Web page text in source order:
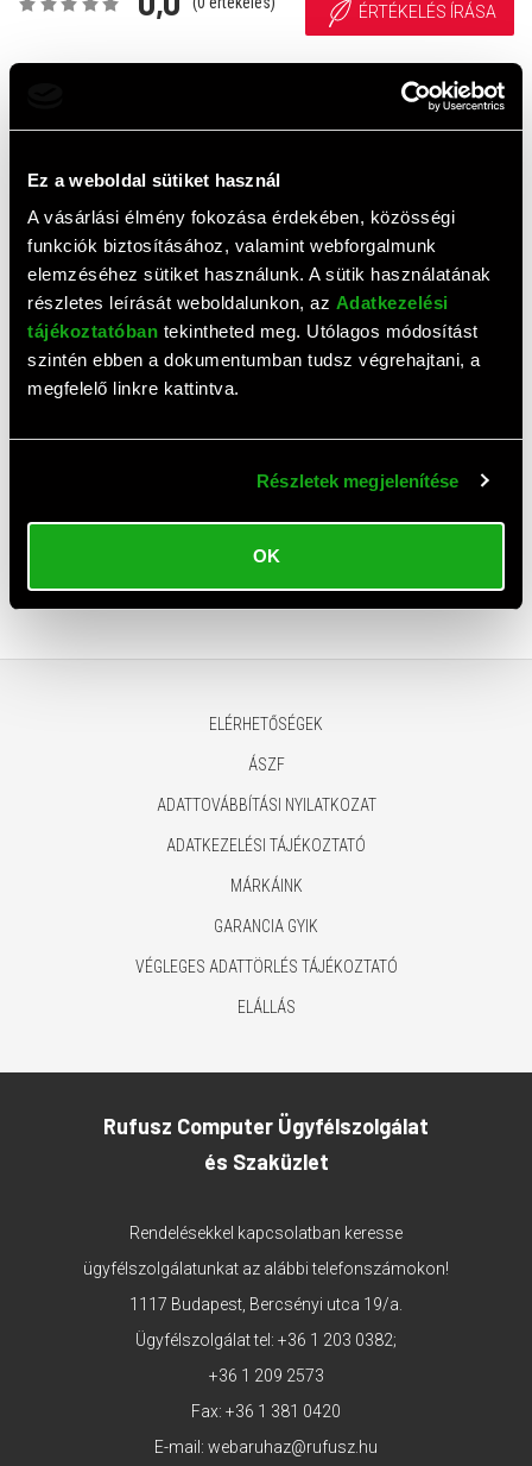
Ez a weboldal sütiket használ
A vásárlási élmény fokozása érdekében, közösségi
funkciók biztosításához, valamint webforgalmunk
elemzéséhez sütiket használunk. A sütik használatának
részletes leírását weboldalunkon, az Adatkezelési
tájékoztatóban tekintheted meg. Utólagos módosítást
szintén ebben a dokumentumban tudsz végrehajtani, a
megfelelő linkre kattintva.
Részletek megjelenítése
OK
ÉRTÉKELÉS ÍRÁSA
Ehhez a termékhez még nem érkezett értékelés. Legyél te
Top termékek
Esperanza Poof EKP005W
Esperanza Kick EKP007
ELÉRHETŐSÉGEK
ÁSZF
ADATTOVÁBBÍTÁSI NYILATKOZAT
ADATKEZELÉSI TÁJÉKOZTATÓ
MÁRKÁINK
GARANCIA GYIK
VÉGLEGES ADATTÖRLÉS TÁJÉKOZTATÓ
ELÁLLÁS
Rufusz Computer Ügyfélszolgálat
és Szaküzlet
Rendelésekkel kapcsolatban keresse
ügyfélszolgálatunkat az alábbi telefonszámokon!
1117 Budapest, Bercsényi utca 19/a.
Ügyfélszolgálat tel: +36 1 203 0382;
+36 1 209 2573
Fax: +36 1 381 0420
E-mail: webaruhaz@rufusz.hu